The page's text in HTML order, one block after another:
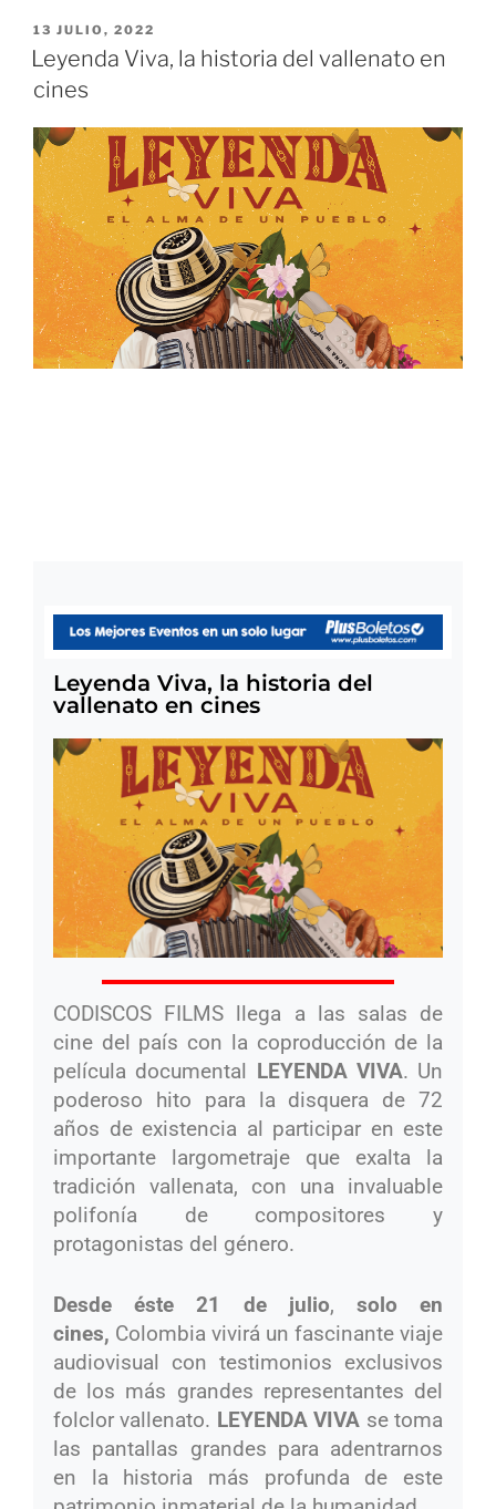
c
e
b
o
o
k
itt
er s
p
p
13 JULIO, 2022
Leyenda Viva, la historia del vallenato en
cines
Leyenda Viva, la historia del
vallenato en cines
CODISCOS FILMS llega a las salas de
cine del país con la coproducción de la
película documental LEYENDA VIVA. Un
poderoso hito para la disquera de 72
años de existencia al participar en este
importante largometraje que exalta la
tradición vallenata, con una invaluable
polifonía de compositores y
protagonistas del género.
Desde éste 21 de julio, solo en
cines, Colombia vivirá un fascinante viaje
audiovisual con testimonios exclusivos
de los más grandes representantes del
folclor vallenato. LEYENDA VIVA se toma
las pantallas grandes para adentrarnos
en la historia más profunda de este